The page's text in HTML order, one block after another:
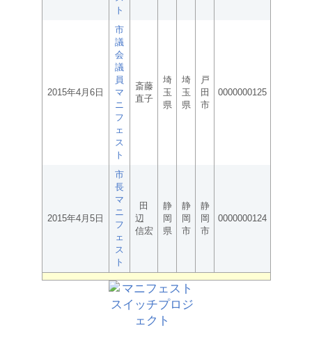
ト
2015年4月6日
市
議
会
議
員
マ
ニ
フ
ェ
ス
ト
斎藤
直子
埼
玉
県
埼
玉
県
戸
田
市
0000000125
2015年4月5日
市
長
マ
ニ
フ
ェ
ス
ト
田
辺
信宏
静
岡
県
静
岡
市
静
岡
市
0000000124